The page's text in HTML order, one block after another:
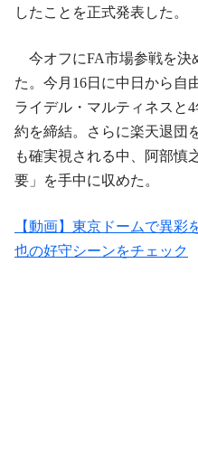
したことを正式発表した。
今オフにFA市場参戦を決
た。今月16日に中日から自
ライデル・マルティネスと
約を締結。さらに楽天退団
も確実視される中、阿部慎
要」を手中に収めた。
【動画】東京ドームで異
也の好守シーンをチェック